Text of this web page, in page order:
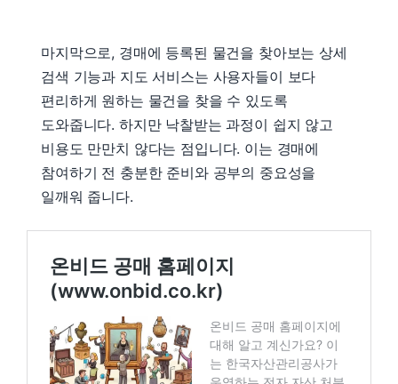
마지막으로, 경매에 등록된 물건을 찾아보는 상세
검색 기능과 지도 서비스는 사용자들이 보다
편리하게 원하는 물건을 찾을 수 있도록
도와줍니다. 하지만 낙찰받는 과정이 쉽지 않고
비용도 만만치 않다는 점입니다. 이는 경매에
참여하기 전 충분한 준비와 공부의 중요성을
일깨워 줍니다.